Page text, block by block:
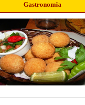
Gastronomia